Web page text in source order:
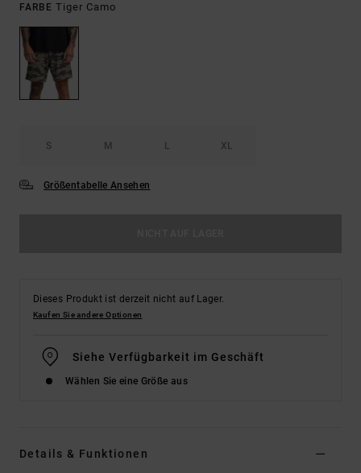
FARBE Tiger Camo
S M L XL
Größentabelle Ansehen
Dieses Produkt ist derzeit nicht auf Lager.
Kaufen Sie andere Optionen
Siehe Verfügbarkeit im Geschäft
Wählen Sie eine Größe aus
Details & Funktionen